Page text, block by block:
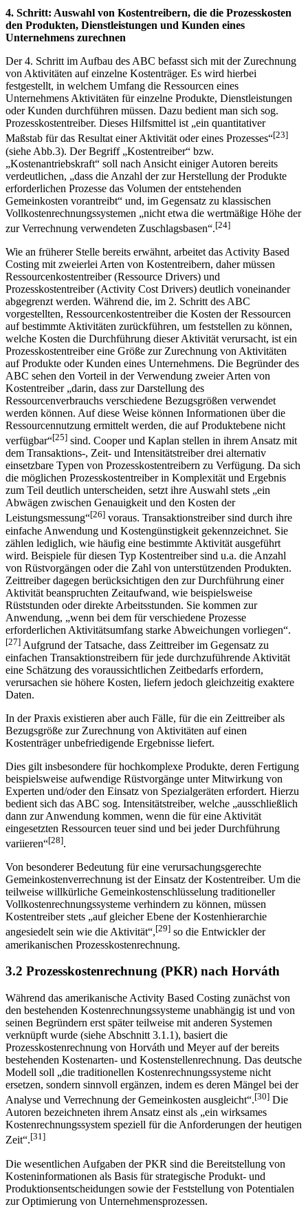
4. Schritt: Auswahl von Kostentreibern, die die Prozesskosten
den Produkten, Dienstleistungen und Kunden eines
Unternehmens zurechnen
Der 4. Schritt im Aufbau des ABC befasst sich mit der Zurechnung
von Aktivitäten auf einzelne Kostenträger. Es wird hierbei
festgestellt, in welchem Umfang die Ressourcen eines
Unternehmens Aktivitäten für einzelne Produkte, Dienstleistungen
oder Kunden durchführen müssen. Dazu bedient man sich sog.
Prozesskostentreiber. Dieses Hilfsmittel ist „ein quantitativer
Maßstab für das Resultat einer Aktivität oder eines Prozesses“[23]
(siehe Abb.3). Der Begriff „Kostentreiber“ bzw.
„Kostenantriebskraft“ soll nach Ansicht einiger Autoren bereits
verdeutlichen, „dass die Anzahl der zur Herstellung der Produkte
erforderlichen Prozesse das Volumen der entstehenden
Gemeinkosten vorantreibt“ und, im Gegensatz zu klassischen
Vollkostenrechnungssystemen „nicht etwa die wertmäßige Höhe der
zur Verrechnung verwendeten Zuschlagsbasen“.[24]
Wie an früherer Stelle bereits erwähnt, arbeitet das Activity Based
Costing mit zweierlei Arten von Kostentreibern, daher müssen
Ressourcenkostentreiber (Ressource Drivers) und
Prozesskostentreiber (Activity Cost Drivers) deutlich voneinander
abgegrenzt werden. Während die, im 2. Schritt des ABC
vorgestellten, Ressourcenkostentreiber die Kosten der Ressourcen
auf bestimmte Aktivitäten zurückführen, um feststellen zu können,
welche Kosten die Durchführung dieser Aktivität verursacht, ist ein
Prozesskostentreiber eine Größe zur Zurechnung von Aktivitäten
auf Produkte oder Kunden eines Unternehmens. Die Begründer des
ABC sehen den Vorteil in der Verwendung zweier Arten von
Kosten­treiber „darin, dass zur Darstellung des
Ressourcenverbrauchs verschiedene Bezugs­größen verwendet
werden können. Auf diese Weise können Informationen über die
Ressourcennutzung ermittelt werden, die auf Produktebene nicht
verfügbar“[25] sind. Cooper und Kaplan stellen in ihrem Ansatz mit
dem Transaktions-, Zeit- und Intensitäts­treiber drei alternativ
einsetzbare Typen von Prozesskostentreibern zu Verfügung. Da sich
die möglichen Prozesskostentreiber in Komplexität und Ergebnis
zum Teil deutlich unterscheiden, setzt ihre Auswahl stets „ein
Abwägen zwischen Genauigkeit und den Kosten der
Leistungsmessung“[26] voraus. Transaktionstreiber sind durch ihre
einfache Anwendung und Kostengünstigkeit gekennzeichnet. Sie
zählen lediglich, wie häufig eine bestimmte Aktivität ausgeführt
wird. Beispiele für diesen Typ Kostentreiber sind u.a. die Anzahl
von Rüstvorgängen oder die Zahl von unterstützenden Produkten.
Zeittreiber dagegen berücksichtigen den zur Durchführung einer
Aktivität beanspruchten Zeitaufwand, wie beispielsweise
Rüststunden oder direkte Arbeitsstunden. Sie kommen zur
Anwendung, „wenn bei dem für verschiedene Prozesse
erforderlichen Aktivitäts­umfang starke Abweichungen vorliegen“.
[27] Aufgrund der Tatsache, dass Zeittreiber im Gegensatz zu
einfachen Transaktionstreibern für jede durchzuführende Aktivität
eine Schätzung des voraussichtlichen Zeitbedarfs erfordern,
verursachen sie höhere Kosten, liefern jedoch gleichzeitig exaktere
Daten.
In der Praxis existieren aber auch Fälle, für die ein Zeittreiber als
Bezugsgröße zur Zurechnung von Aktivitäten auf einen
Kostenträger unbefriedigende Ergebnisse liefert.
Dies gilt insbesondere für hochkomplexe Produkte, deren Fertigung
beispielsweise aufwendige Rüstvorgänge unter Mitwirkung von
Experten und/oder den Einsatz von Spezialgeräten erfordert. Hierzu
bedient sich das ABC sog. Intensitätstreiber, welche „ausschließlich
dann zur Anwendung kommen, wenn die für eine Aktivität
eingesetzten Ressourcen teuer sind und bei jeder Durchführung
variieren“[28].
Von besonderer Bedeutung für eine verursachungsgerechte
Gemeinkostenverrechnung ist der Einsatz der Kostentreiber. Um die
teilweise willkürliche Gemeinkostenschlüsselung traditioneller
Vollkostenrechnungssysteme verhindern zu können, müssen
Kostentreiber stets „auf gleicher Ebene der Kostenhierarchie
angesiedelt sein wie die Aktivität“,[29] so die Entwickler der
amerikanischen Prozesskostenrechnung.
3.2 Prozesskostenrechnung (PKR) nach Horváth
Während das amerikanische Activity Based Costing zunächst von
den bestehenden Kostenrechnungssysteme unabhängig ist und von
seinen Begründern erst später teilweise mit anderen Systemen
verknüpft wurde (siehe Abschnitt 3.1.1), basiert die
Prozesskostenrechnung von Horváth und Meyer auf der bereits
bestehenden Kosten­arten- und Kostenstellenrechnung. Das deutsche
Modell soll „die traditionellen Kosten­rechnungssysteme nicht
ersetzen, sondern sinnvoll ergänzen, indem es deren Mängel bei der
Analyse und Verrechnung der Gemeinkosten ausgleicht“.[30] Die
Autoren bezeichneten ihrem Ansatz einst als „ein wirksames
Kostenrechnungssystem speziell für die An­forderungen der heutigen
Zeit“.[31]
Die wesentlichen Aufgaben der PKR sind die Bereitstellung von
Kosteninformationen als Basis für strategische Produkt- und
Produktionsentscheidungen sowie der Feststellung von Potentialen
zur Optimierung von Unternehmensprozessen.